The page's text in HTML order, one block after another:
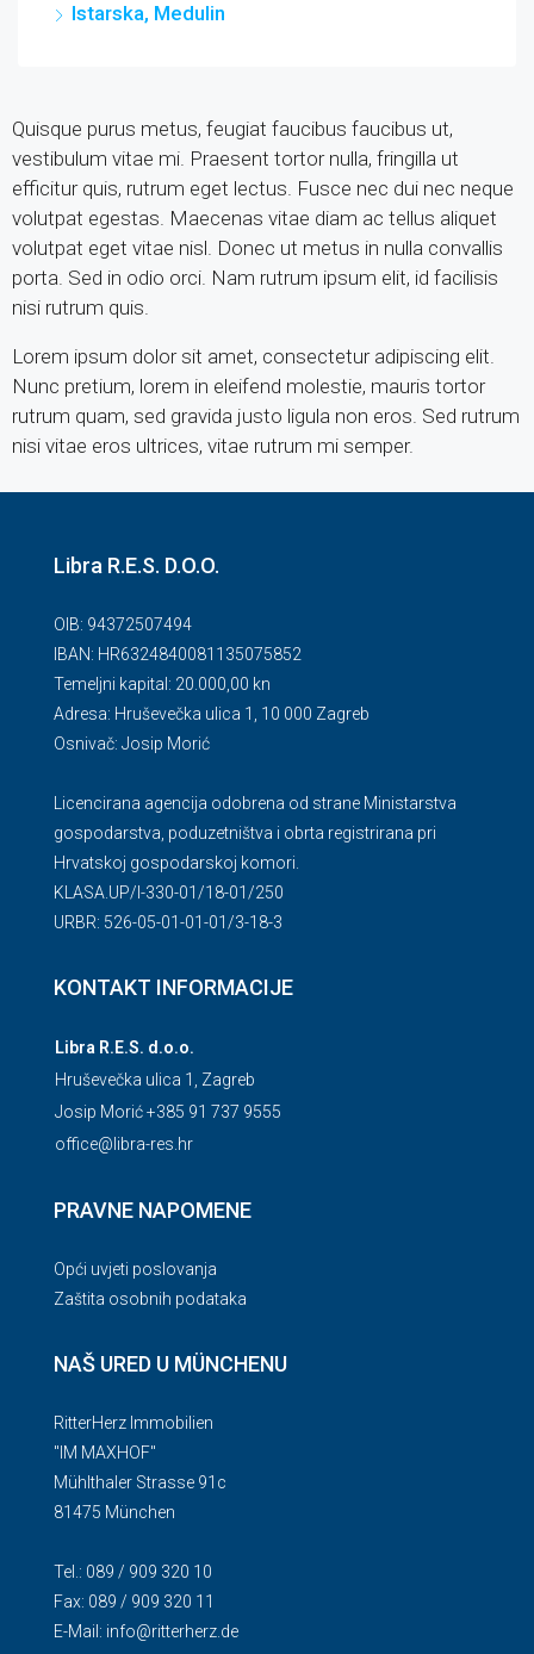
Istarska, Medulin
Quisque purus metus, feugiat faucibus faucibus ut,
vestibulum vitae mi. Praesent tortor nulla, fringilla ut
efficitur quis, rutrum eget lectus. Fusce nec dui nec neque
volutpat egestas. Maecenas vitae diam ac tellus aliquet
volutpat eget vitae nisl. Donec ut metus in nulla convallis
porta. Sed in odio orci. Nam rutrum ipsum elit, id facilisis
nisi rutrum quis.
Lorem ipsum dolor sit amet, consectetur adipiscing elit.
Nunc pretium, lorem in eleifend molestie, mauris tortor
rutrum quam, sed gravida justo ligula non eros. Sed rutrum
nisi vitae eros ultrices, vitae rutrum mi semper.
Libra R.E.S. D.O.O.
OIB: 94372507494
IBAN: HR6324840081135075852
Temeljni kapital: 20.000,00 kn
Adresa: Hruševečka ulica 1, 10 000 Zagreb
Osnivač: Josip Morić
Licencirana agencija odobrena od strane Ministarstva
gospodarstva, poduzetništva i obrta registrirana pri
Hrvatskoj gospodarskoj komori.
KLASA.UP/l-330-01/18-01/250
URBR: 526-05-01-01-01/3-18-3
KONTAKT INFORMACIJE
Libra R.E.S. d.o.o.
Hruševečka ulica 1, Zagreb
Josip Morić +385 91 737 9555
office@libra-res.hr
PRAVNE NAPOMENE
Opći uvjeti poslovanja
Zaštita osobnih podataka
NAŠ URED U MÜNCHENU
RitterHerz Immobilien
"IM MAXHOF"
Mühlthaler Strasse 91c
81475 München
Tel.: 089 / 909 320 10
Fax: 089 / 909 320 11
E-Mail: info@ritterherz.de